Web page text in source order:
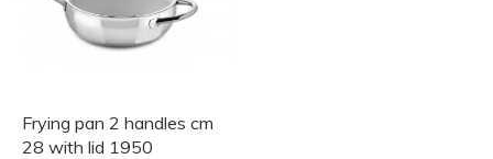
Frying pan 2 handles cm
28 with lid 1950